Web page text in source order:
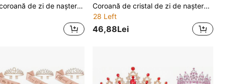
Bentiță cu coroană de zi de naștere pentru fată, eșarfă de zi de naștere pentru vârstele 4, 5, 6, 7, 8, 9 ani, coroană roz de prințesă, cadou și ținută pentru fete de 4, 5, 6, 7, 8, 9 ani, decorațiuni de zi de naștere, potrivită pentru cadouri și decorațiuni de petrecere
Coroană de cristal de zi de naștere pentru femei, BIRTHDAY QUEEN, coroană de regină și prințesă cu pieptăn, accesoriu pentru păr, cadou și decor pentru petrecere de zi de naștere
28 Left
46,88Lei